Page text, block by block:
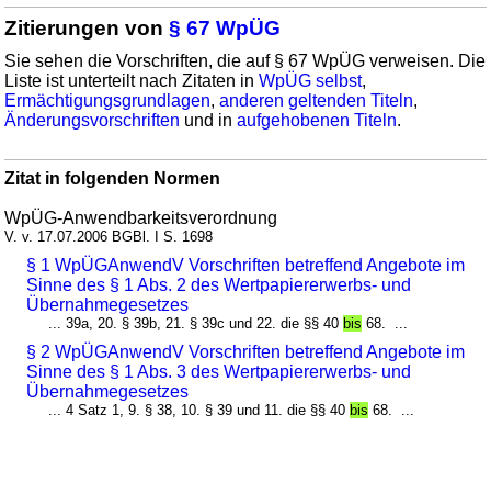
Zitierungen von§ 67 WpÜG
Sie sehen die Vorschriften, die auf § 67 WpÜG verweisen. Die
Liste ist unterteilt nach Zitaten inWpÜG selbst,
Ermächtigungsgrundlagen,anderen geltenden Titeln,
Änderungsvorschriften und inaufgehobenen Titeln.
Zitat in folgenden Normen
WpÜG-Anwendbarkeitsverordnung
V. v. 17.07.2006 BGBl. I S. 1698
§ 1 WpÜGAnwendV Vorschriften betreffend Angebote im
Sinne des § 1 Abs. 2 des Wertpapiererwerbs- und
Übernahmegesetzes
... 39a, 20. § 39b, 21. § 39c und 22. die §§ 40 bis 68. ...
§ 2 WpÜGAnwendV Vorschriften betreffend Angebote im
Sinne des § 1 Abs. 3 des Wertpapiererwerbs- und
Übernahmegesetzes
... 4 Satz 1, 9. § 38, 10. § 39 und 11. die §§ 40 bis 68. ...